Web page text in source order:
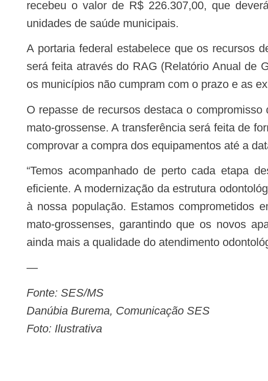
recebeu o valor de R$ 226.307,00, que
unidades de saúde municipais.
A portaria federal estabelece que os recursos devem ser aplicados conforme as condições definidas, e a prestação de contas
será feita através do RAG (Relatório Anual de
os municípios não cumpram com o prazo e as
O repasse de recursos destaca o compromisso do Governo Federal em melhorar a qualidade do atendimento à população sul-
mato-grossense. A transferência será feita de
comprovar a compra dos equipamentos até a
“Temos acompanhado de perto cada etapa desse processo para garantir que os recursos sejam utilizados da forma mais
eficiente. A modernização da estrutura
à nossa população. Estamos comprometidos
mato-grossenses, garantindo que os novos
ainda mais a qualidade do atendimento
—
Fonte: SES/MS
Danúbia Burema, Comunicação SES
Foto: Ilustrativa